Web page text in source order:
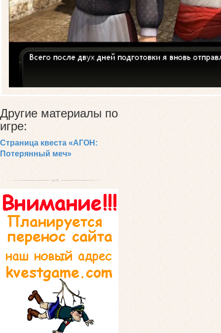
Другие материалы по
игре:
Страница квеста «АГОН:
Потерянный меч»